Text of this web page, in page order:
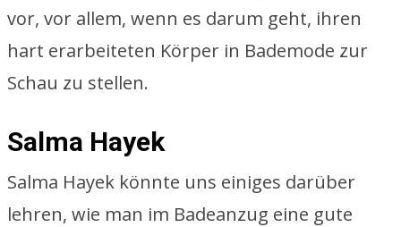
vor, vor allem, wenn es darum geht, ihren
hart erarbeiteten Körper in Bademode zur
Schau zu stellen.
Salma Hayek
Salma Hayek könnte uns einiges darüber
lehren, wie man im Badeanzug eine gute